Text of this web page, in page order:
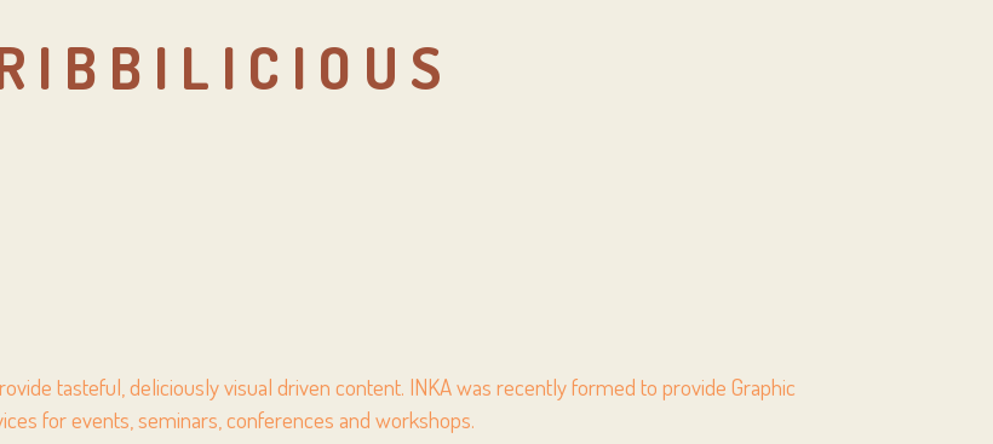
tasteful, deliciously visual driven content. INKA was recently formed to provide Graphic
for events, seminars, conferences and workshops.